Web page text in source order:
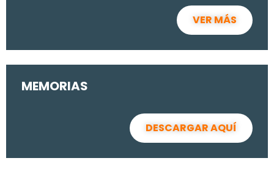
VER MÁS
MEMORIAS
DESCARGAR AQUÍ